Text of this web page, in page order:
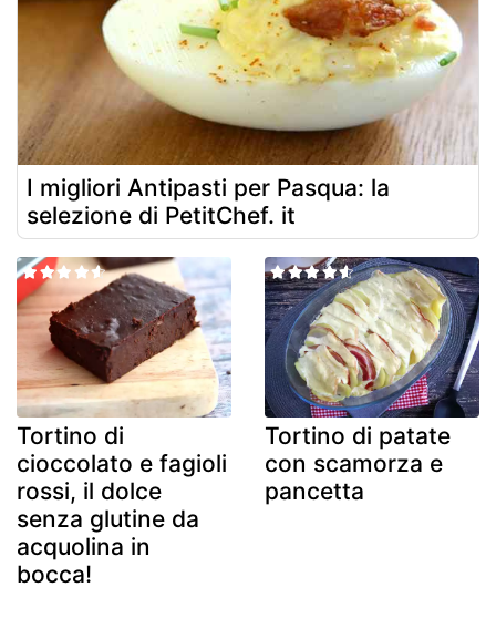
I migliori Antipasti per Pasqua: la
selezione di PetitChef. it
Tortino di
cioccolato e fagioli
rossi, il dolce
senza glutine da
acquolina in
bocca!
Tortino di patate
con scamorza e
pancetta